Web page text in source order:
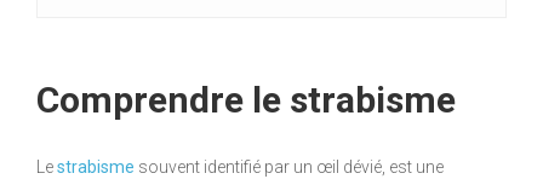
Comprendre le strabisme
Lestrabisme souvent identifié par un œil dévié, est une